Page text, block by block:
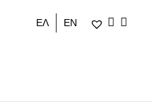
ΕΛ ΕΝ